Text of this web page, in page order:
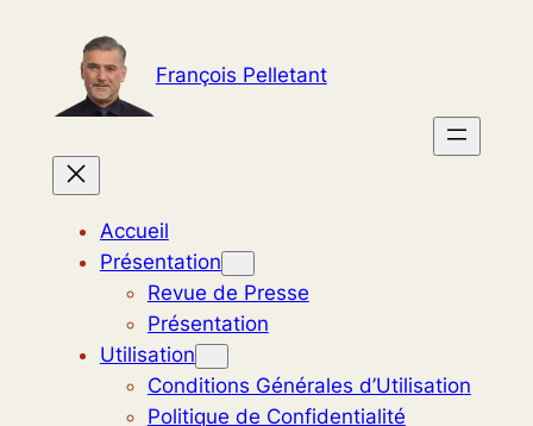
contenu
François Pelletant
Accueil
Présentation
Revue de Presse
Présentation
Utilisation
Conditions Générales d’Utilisation
Politique de Confidentialité